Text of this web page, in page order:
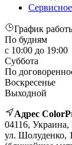
График
По будням
с 10:00 до 19:00
Суббота
По
Воскресенье
Выходной
Адрес
04116, Украина,
ул. Шолуденко,